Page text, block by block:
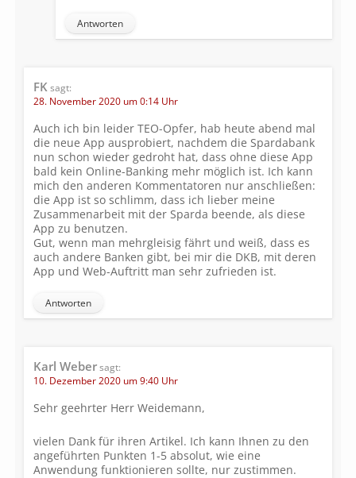
Antworten
FK sagt:
28. November 2020 um 0:14 Uhr
Auch ich bin leider TEO-Opfer, hab heute abend mal
die neue App ausprobiert, nachdem die Spardabank
nun schon wieder gedroht hat, dass ohne diese App
bald kein Online-Banking mehr möglich ist. Ich kann
mich den anderen Kommentatoren nur anschließen:
die App ist so schlimm, dass ich lieber meine
Zusammenarbeit mit der Sparda beende, als diese
App zu benutzen.
Gut, wenn man mehrgleisig fährt und weiß, dass es
auch andere Banken gibt, bei mir die DKB, mit deren
App und Web-Auftritt man sehr zufrieden ist.
Antworten
Karl Webersagt:
10. Dezember 2020 um 9:40 Uhr
Sehr geehrter Herr Weidemann,
vielen Dank für ihren Artikel. Ich kann Ihnen zu den
angeführten Punkten 1-5 absolut, wie eine
Anwendung funktionieren sollte, nur zustimmen.